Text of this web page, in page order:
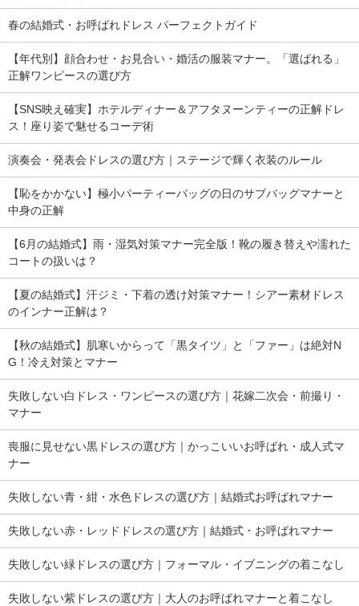
春の結婚式・お呼ばれドレス パーフェクトガイド
【年代別】顔合わせ・お見合い・婚活の服装マナー。「選ばれる」
正解ワンピースの選び方
【SNS映え確実】ホテルディナー＆アフタヌーンティーの正解ドレ
ス！座り姿で魅せるコーデ術
演奏会・発表会ドレスの選び方｜ステージで輝く衣装のルール
【恥をかかない】極小パーティーバッグの日のサブバッグマナーと
中身の正解
【6月の結婚式】雨・湿気対策マナー完全版！靴の履き替えや濡れた
コートの扱いは？
【夏の結婚式】汗ジミ・下着の透け対策マナー！シアー素材ドレス
のインナー正解は？
【秋の結婚式】肌寒いからって「黒タイツ」と「ファー」は絶対N
G！冷え対策とマナー
失敗しない白ドレス・ワンピースの選び方｜花嫁二次会・前撮り・
マナー
喪服に見せない黒ドレスの選び方｜かっこいいお呼ばれ・成人式マ
ナー
失敗しない青・紺・水色ドレスの選び方｜結婚式お呼ばれマナー
失敗しない赤・レッドドレスの選び方｜結婚式・お呼ばれマナー
失敗しない緑ドレスの選び方｜フォーマル・イブニングの着こなし
失敗しない紫ドレスの選び方｜大人のお呼ばれマナーと着こなし